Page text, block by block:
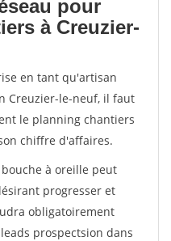
pour
à Creuzier-
en tant qu'artisan
Creuzier-le-neuf, il faut
le planning chantiers
chiffre d'affaires.
à oreille peut
progresser et
obligatoirement
prospectsion dans